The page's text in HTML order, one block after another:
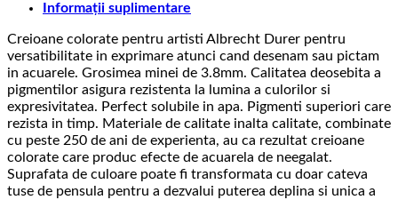
Informații suplimentare
Creioane colorate pentru artisti Albrecht Durer pentru
versatibilitate in exprimare atunci cand desenam sau pictam
in acuarele. Grosimea minei de 3.8mm. Calitatea deosebita a
pigmentilor asigura rezistenta la lumina a culorilor si
expresivitatea. Perfect solubile in apa. Pigmenti superiori care
rezista in timp. Materiale de calitate inalta calitate, combinate
cu peste 250 de ani de experienta, au ca rezultat creioane
colorate care produc efecte de acuarela de neegalat.
Suprafata de culoare poate fi transformata cu doar cateva
tuse de pensula pentru a dezvalui puterea deplina si unica a